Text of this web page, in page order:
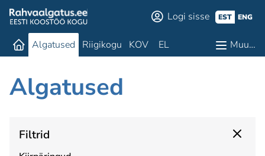
Logi sisse EST ENG
Algatused Riigikogu KOV EL Muu…
Algatused
Filtrid